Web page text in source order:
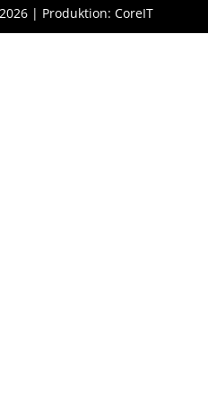
| Produktion: CoreIT